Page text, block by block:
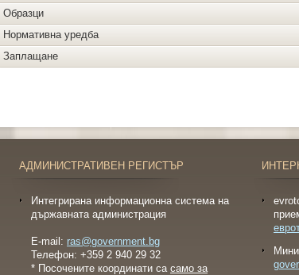
Образци
Нормативна уредба
Заплащане
АДМИНИСТРАТИВЕН РЕГИСТЪР
Интегрирана информационна система на
държавната администрация
E-mail: ras@government.bg
Телефон: +359 2 940 29 32
* Посочените координати са само за